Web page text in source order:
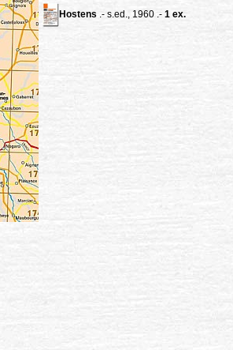
Hostens.- s.ed., 1960 .- 1 ex.